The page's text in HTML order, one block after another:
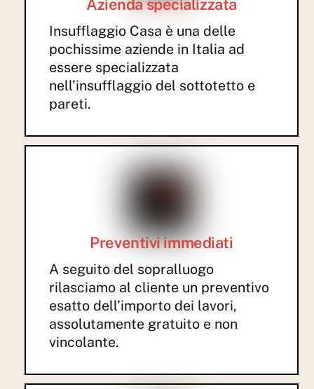
Azienda specializzata
Insufflaggio Casa è una delle
pochissime aziende in Italia ad
essere specializzata
nell’insufflaggio del sottotetto e
pareti.
Preventivi immediati
A seguito del sopralluogo
rilasciamo al cliente un preventivo
esatto dell’importo dei lavori,
assolutamente gratuito e non
vincolante.